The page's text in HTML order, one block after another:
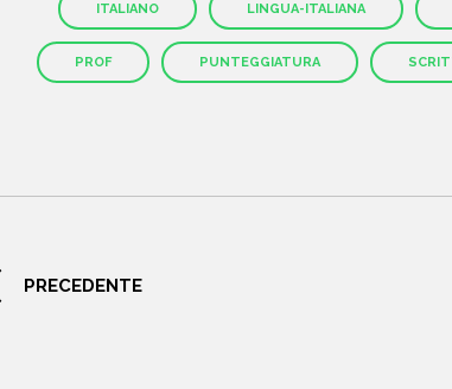
ITALIANO LINGUA-ITALIANA
PROF PUNTEGGIATURA
PRECEDENTE